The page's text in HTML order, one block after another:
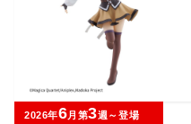
2026年6月第3週～登場